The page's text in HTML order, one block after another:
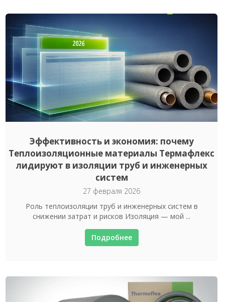
Эффективность и экономия: почему
Теплоизоляционные материалы Термафлекс
лидируют в изоляции труб и инженерных
систем
27 февраля 2026
Роль теплоизоляции труб и инженерных систем в
снижении затрат и рисков Изоляция — мой ...
Подробнее